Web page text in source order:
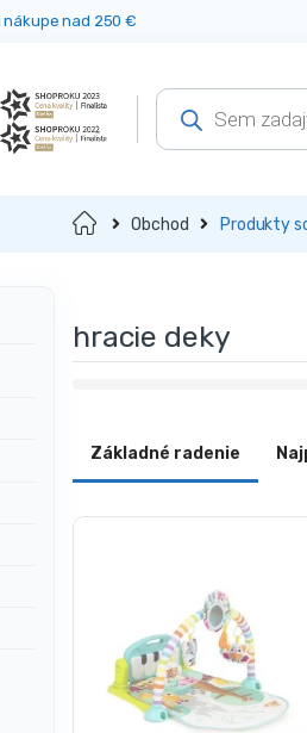
nákupe nad 250 €
Products
search
Domov Obchod Produkty
hracie deky
Základné radenie